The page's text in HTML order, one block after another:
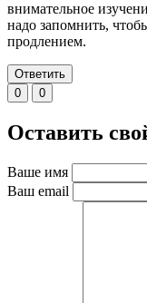
внимательное
надо запомнить,
продлением.
Ответить
0
0
Оставить
Ваше имя
Ваш email